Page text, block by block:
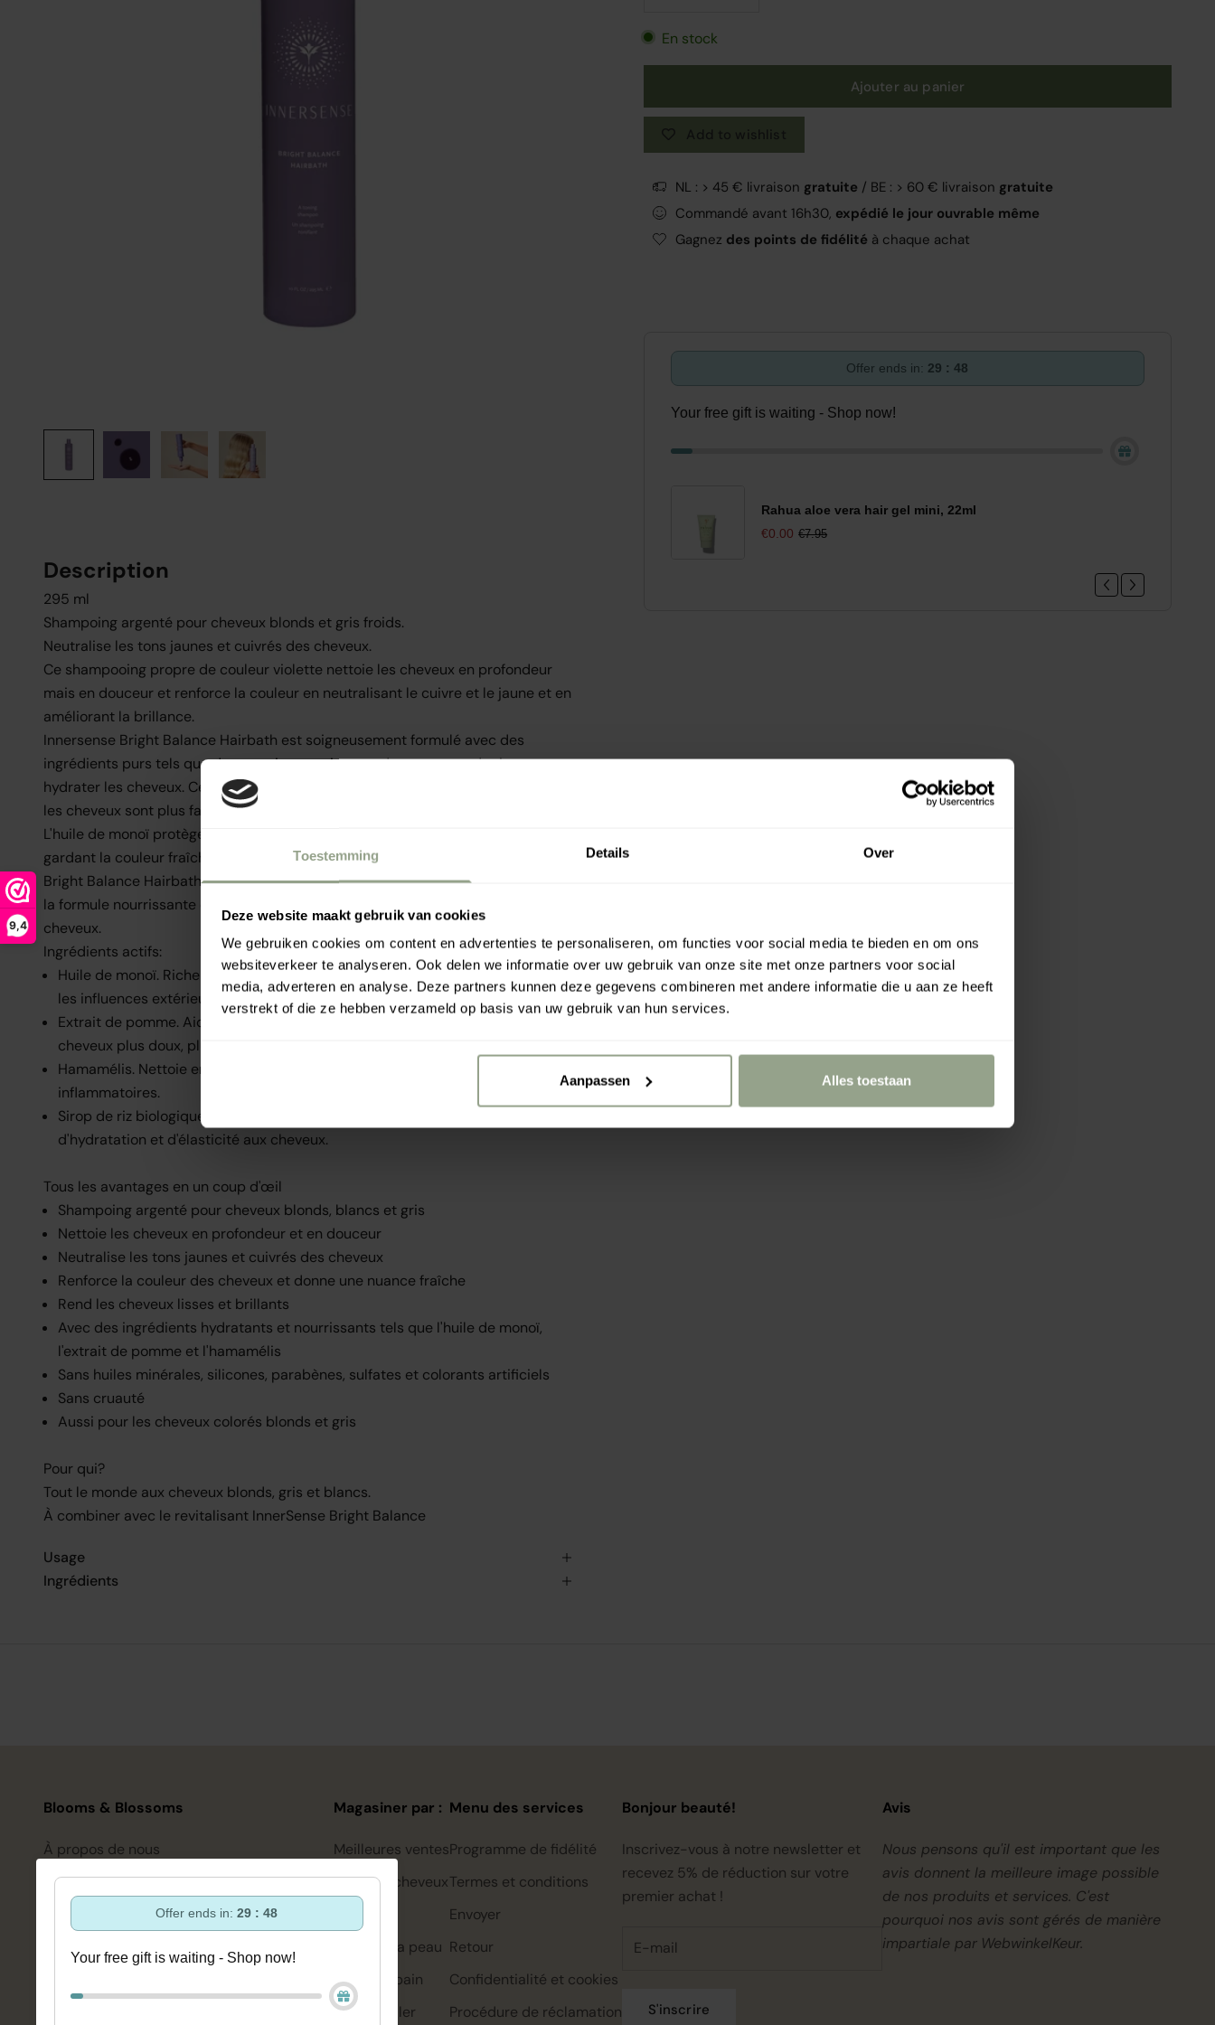
9,4
Toestemming Details Over
Deze website maakt gebruik van cookies
We gebruiken cookies om content en advertenties te personaliseren, om functies voor social media te bieden en om ons
websiteverkeer te analyseren. Ook delen we informatie over uw gebruik van onze site met onze partners voor social
media, adverteren en analyse. Deze partners kunnen deze gegevens combineren met andere informatie die u aan ze heeft
verstrekt of die ze hebben verzameld op basis van uw gebruik van hun services.
Aanpassen Alles toestaan
En stock
Ajouter au panier
NL : > 45 € livraison gratuite / BE : > 60 € livraison gratuite
Commandé avant 16h30, expédié le jour ouvrable même
Gagnez des points de fidélité à chaque achat
Offer ends in: 29 : 47
Your free gift is waiting - Shop now!
Rahua aloe vera hair gel mini, 22ml
€0.00 €7.95
Description
295 ml
Shampoing argenté pour cheveux blonds et gris froids.
Neutralise les tons jaunes et cuivrés des cheveux.
Ce shampooing propre de couleur violette nettoie les cheveux en profondeur
mais en douceur et renforce la couleur en neutralisant le cuivre et le jaune et en
améliorant la brillance.
Innersense Bright Balance Hairbath est soigneusement formulé avec des
ingrédients purs tels que des extraits nourrissants de pomme et de riz pour
hydrater les cheveux. Cela donne à chaque coupe une apparence plus saine et
les cheveux sont plus faciles à coiffer.
L'huile de monoï protège les cheveux contre les influences extérieures nocives,
gardant la couleur fraîche plus longtemps.
Bright Balance Hairbath fonctionne mieux sur les cheveux blonds et gris, mais
la formule nourrissante et végétalienne convient à tous les types et textures de
cheveux.
Ingrédients actifs:
Huile de monoï. Riche en vitamine E. Hydrate les cheveux et protège contre
les influences extérieures, telles que la chaleur et les rayons UV.
Extrait de pomme. Aide à attirer et à retenir l'humidité, vous laissant des
cheveux plus doux, plus lisses et plus sains.
Hamamélis. Nettoie en douceur et possède des propriétés anti-
inflammatoires.
Sirop de riz biologique. Plein d'acides aminés, qui apportent plus
d'hydratation et d'élasticité aux cheveux.
Tous les avantages en un coup d'œil
Shampoing argenté pour cheveux blonds, blancs et gris
Nettoie les cheveux en profondeur et en douceur
Neutralise les tons jaunes et cuivrés des cheveux
Renforce la couleur des cheveux et donne une nuance fraîche
Rend les cheveux lisses et brillants
Avec des ingrédients hydratants et nourrissants tels que l'huile de monoï,
l'extrait de pomme et l'hamamélis
Sans huiles minérales, silicones, parabènes, sulfates et colorants artificiels
Sans cruauté
Aussi pour les cheveux colorés blonds et gris
Pour qui?
Tout le monde aux cheveux blonds, gris et blancs.
À combiner avec le revitalisant InnerSense Bright Balance
Usage
Ingrédients
Blooms & Blossoms
À propos de nous
Assistance et conseils via :
+3188-6063800
Lun-Ven 08:30 - 16:45
Ou via notre formulaire de contact
Magasiner par :
Meilleures ventes
Soin des cheveux
Soins de la peau
Corps et bain
Se maquiller
Menu des services
Programme de fidélité
Termes et conditions
Envoyer
Retour
Confidentialité et cookies
Procédure de réclamation
Bonjour beauté!
Inscrivez-vous à notre newsletter et
recevez 5% de réduction sur votre
premier achat !
S'inscrire
Avis
Nous pensons qu'il est important que les
avis donnent la meilleure image possible
de nos produits et services. C'est
pourquoi nos avis sont gérés de manière
impartiale par WebwinkelKeur.
Offer ends in:29 : 47
Your free gift is waiting - Shop now!